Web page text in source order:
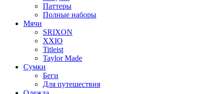
Паттеры
Полные наборы
Мячи
SRIXON
XXIO
Titleist
Taylor Made
Сумки
Беги
Для путешествия